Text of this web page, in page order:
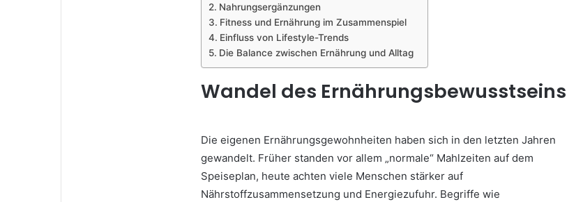
Nahrungsergänzungen
Fitness und Ernährung im Zusammenspiel
Einfluss von Lifestyle-Trends
Die Balance zwischen Ernährung und Alltag
Wandel des Ernährungsbewusstseins
Die eigenen Ernährungsgewohnheiten haben sich in den letzten Jahren
gewandelt. Früher standen vor allem „normale“ Mahlzeiten auf dem
Speiseplan, heute achten viele Menschen stärker auf
Nährstoffzusammensetzung und Energiezufuhr. Begriffe wie